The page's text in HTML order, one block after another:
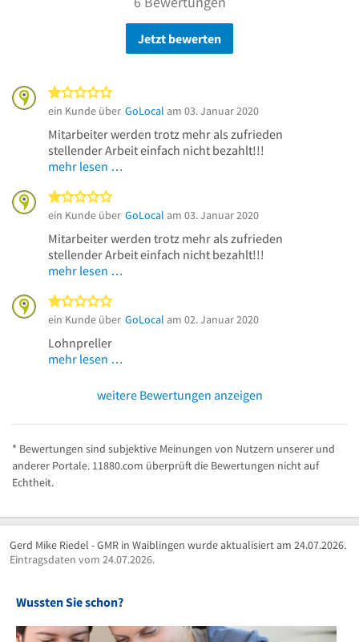
Jetzt bewerten
ein Kunde über GoLocal am 03. Januar 2020
Mitarbeiter werden trotz mehr als zufrieden
stellender Arbeit einfach nicht bezahlt!!!
mehr lesen …
ein Kunde über GoLocal am 03. Januar 2020
Mitarbeiter werden trotz mehr als zufrieden
stellender Arbeit einfach nicht bezahlt!!!
mehr lesen …
ein Kunde über GoLocal am 02. Januar 2020
Lohnpreller
mehr lesen …
weitere Bewertungen anzeigen
* Bewertungen sind subjektive Meinungen von Nutzern unserer und
anderer Portale. 11880.com überprüft die Bewertungen nicht auf
Echtheit.
Gerd Mike Riedel - GMR in Waiblingen wurde aktualisiert am 24.07.2026.
Eintragsdaten vom 24.07.2026.
Wussten Sie schon?